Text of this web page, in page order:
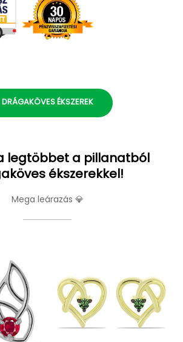
DRÁGAKÖVES ÉKSZEREK
legtöbbet a pillanatból
ékszerekkel!
Mega leárazás 💎